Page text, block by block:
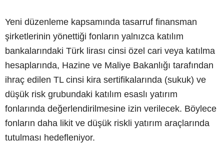
Yeni düzenleme kapsamında tasarruf finansman
şirketlerinin yönettiği fonların yalnızca katılım
bankalarındaki Türk lirası cinsi özel cari veya katılma
hesaplarında, Hazine ve Maliye Bakanlığı tarafından
ihraç edilen TL cinsi kira sertifikalarında (sukuk) ve
düşük risk grubundaki katılım esaslı yatırım
fonlarında değerlendirilmesine izin verilecek. Böylece
fonların daha likit ve düşük riskli yatırım araçlarında
tutulması hedefleniyor.